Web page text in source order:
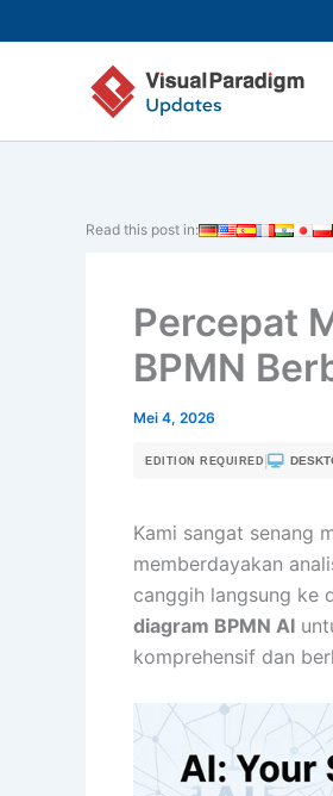
ke
Read this post in:
Percepat
BPMN
Mei 4, 2026
EDITION REQUIRED
Kami sangat senang
memberdayakan
canggih langsung ke
diagram BPMN AI
komprehensif dan